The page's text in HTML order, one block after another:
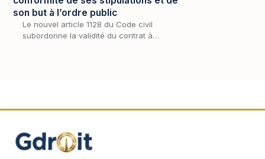
son but à l’ordre public
Le nouvel article 1128 du Code civil
subordonne la validité du contrat à